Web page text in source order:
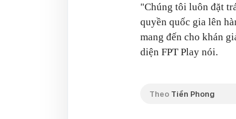
"Chúng tôi luôn đặt
quyền quốc gia lên
mang đến cho khán
diện FPT Play nói.
Theo Tiền Phong